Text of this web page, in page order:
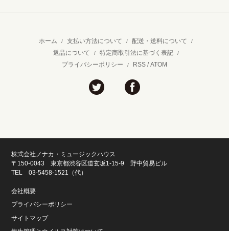
ホーム / 支払い方法について / 配送・送料について /
返品について / 特定商取引法に基づく表記 /
プライバシーポリシー / RSS /ATOM
株式会社ノナカ・ミュージックハウス
〒150-0043 東京都渋谷区道玄坂1-15-9 野中貿易ビル
TEL 03-5458-1521（代）
会社概要
プライバシーポリシー
サイトマップ